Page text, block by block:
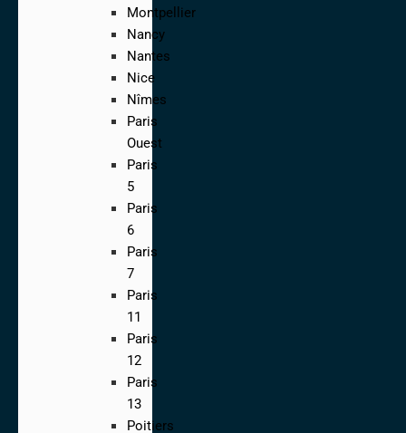
Montpellier
Nancy
Nantes
Nice
Nîmes
Paris
Ouest
Paris
5
Paris
6
Paris
7
Paris
11
Paris
12
Paris
13
Poitiers